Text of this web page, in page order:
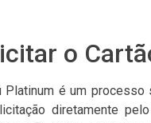
o
Platinum é um
diretamente